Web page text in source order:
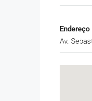
Endereço
Av.